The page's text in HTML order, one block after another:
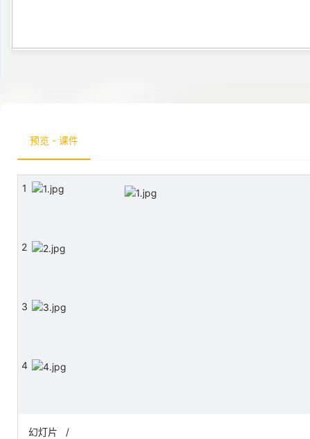
预览 - 课件
1
2
3
4
幻灯片 /